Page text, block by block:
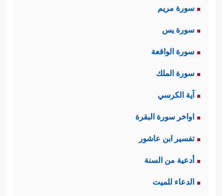
سورة مريم
سورة يس
سورة الواقعة
سورة الملك
آية الكرسي
اواخر سورة البقرة
تفسير ابن عاشور
أدعية من السنة
الدعاء للميت